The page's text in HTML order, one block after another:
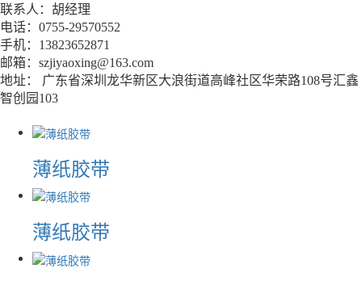
联系人：胡经理
电话：0755-29570552
手机：13823652871
邮箱：szjiyaoxing@163.com
地址： 广东省深圳龙华新区大浪街道高峰社区华荣路108号汇鑫
智创园103
薄纸胶带
薄纸胶带